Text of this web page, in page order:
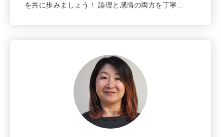
を共に歩みましょう！ 論理と感情の両方を丁寧…